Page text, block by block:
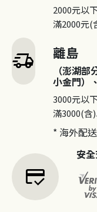
delivery_truck_speed
2000元以
滿2000元(
離島
（澎湖
小金門）
3000元以
滿3000(含
* 海外配
credit_score
安